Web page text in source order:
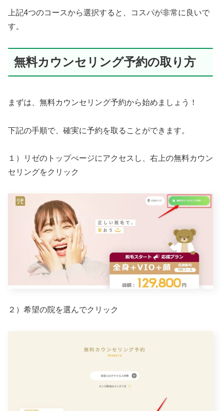
上記4つのコースから選択すると、コスパが非常に良いで
す。
無料カウンセリング予約の取り方
まずは、無料カウンセリング予約から始めましょう！
下記の手順で、確実に予約を取ることができます。
１）リゼのトップぺージにアクセスし、右上の無料カウン
セリングをクリック
２）希望の院を選んでクリック